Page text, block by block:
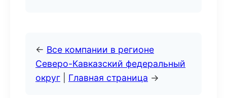
← Все компании в регионе
Северо-Кавказский федеральный
округ
Главная страница →